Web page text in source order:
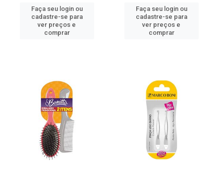
Faça seu login ou
cadastre-se para
ver preços e
comprar
Faça seu login ou
cadastre-se para
ver preços e
comprar